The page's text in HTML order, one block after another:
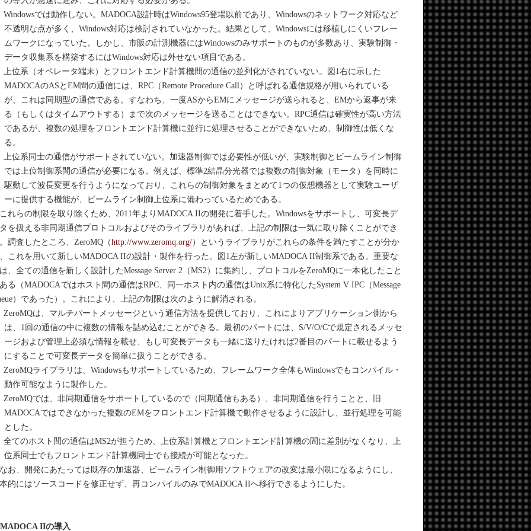
Windowsでは動作しない。MADOCA設計時はWindows95登場以前であり、Windowsのネットワーク対応など
不透明な点が多く、Windows対応は検討されていなかった。結果として、Windowsには移植しにくいフレー
ムワークになっていた。しかし、市販の計測機器にはWindowsのみサポートのものが多数あり、実験制御・
データ収集系を構築するにはWindows対応は外せない項目である。
上位系（オペレータ端末）とフロントエンド計算機間の通信の並列化がされていない。図1右に示した
MADOCAのASとEM間の通信には、RPC（Remote Procedure Call）と呼ばれる通信規格が用いられている
が、これは同期型の通信である。すなわち、一度ASからEMにメッセージが送られると、EMから返事が来
る（もしくはタイムアウトする）まで次のメッセージを送ることはできない。RPC通信は確実性が高い方法
であるが、複数の処理をフロントエンド計算機に並行に処理させることができないため、制御性は低くな
る。
上位系同士の通信がサポートされていない。加速器制御では必要性が低いが、実験制御とビームライン制御
では上位制御系間の通信が必要になる。例えば、標準2結晶分光器では複数の制御対象（モータ）を同時に
駆動して波長変更を行うようになっており、これらの制御対象をまとめて1つの仮想機器として実験ユーザ
ーに提供する機能が、ビームライン制御上位系に備わっているためである。
れらの制限を取り除くため、2011年よりMADOCA IIの開発に着手した。Windowsをサポートし、可変長デ
を扱える非同期通信プロトコルおよびそのライブラリがあれば、上記の制限は一気に取り除くことができ
調査したところ、ZeroMQ（http://www.zeromq.org/）というライブラリがこれらの条件を満たすことが分か
これを用いて新しいMADOCA IIの設計・製作を行った。図1左が新しいMADOCA II制御系である。重要な
、全ての通信を新しく設計したMessage Server 2（MS2）に集約し、プロトコルをZeroMQに一本化したこと
る（MADOCAではホスト間の通信はRPC、同一ホスト内の通信はUnix系に特化したSystem V IPC（Message
）であった）。これにより、上記の制限は次のように解消される。
ZeroMQは、マルチパートメッセージという通信方法を提供しており、これによりアプリケーション側から
は、1回の通信の中に複数の情報を詰め込むことができる。最初のパートには、S/V/O/Cで規定されるメッセ
ージおよび管理上必須な情報を載せ、もし可変長データも一緒に送りたければ2番目のパートに載せるよう
にすることで可変長データを簡単に扱うことができる。
ZeroMQライブラリは、Windowsもサポートしているため、フレームワーク全体もWindowsでもコンパイル・
動作可能なように製作した。
ZeroMQでは、非同期通信をサポートしているので（同期通信もある）、非同期通信を行うことと、旧
MADOCAではできなかった複数のEMをフロントエンド計算機で動作させるように設計し、並行処理を可能
とした。
全てのホスト間の通信はMS2が担うため、上位系計算機とフロントエンド計算機の間に差別がなくなり、上
位系同士でもフロントエンド計算機同士でも接続が可能となった。
お、開発にあたっては既存の加速器、ビームライン制御用ソフトウェアの改変は最小限になるようにし、
的にはソースコードを修正せず、再コンパイルのみでMADOCA IIへ移行できるようにした。
IIの導入